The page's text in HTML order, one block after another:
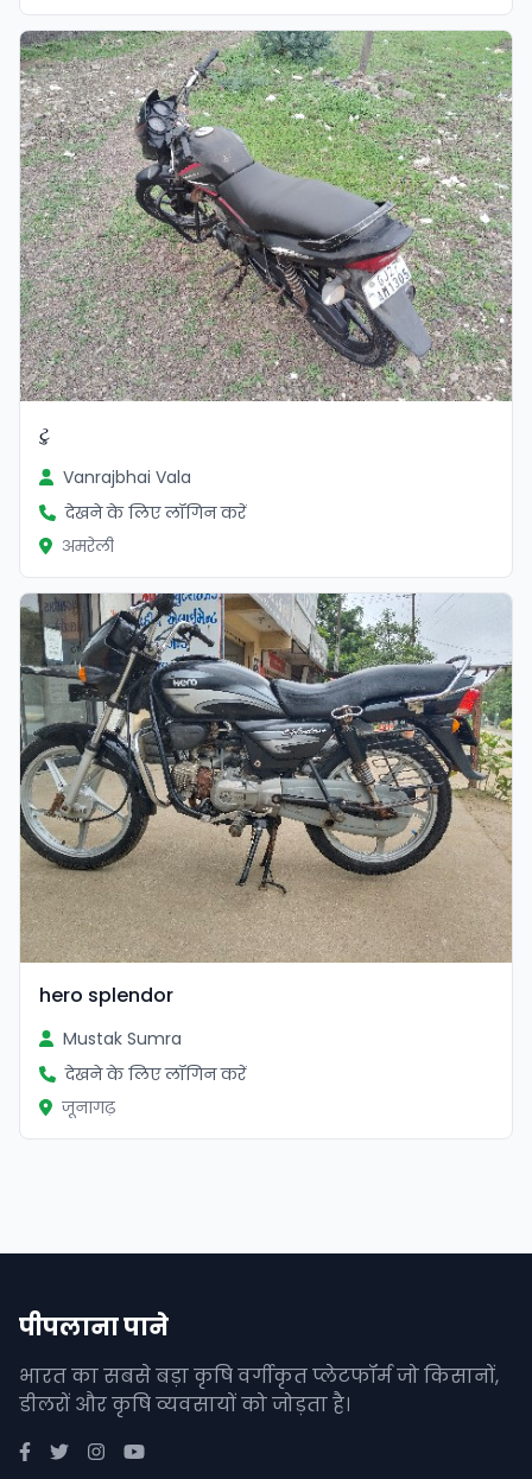
ટુ
Vanrajbhai Vala
देखने के लिए लॉगिन करें
अमरेली
hero splendor
Mustak Sumra
देखने के लिए लॉगिन करें
जूनागढ़
पीपलाना पाने
भारत का सबसे बड़ा कृषि वर्गीकृत प्लेटफॉर्म जो किसानों,
डीलरों और कृषि व्यवसायों को जोड़ता है।